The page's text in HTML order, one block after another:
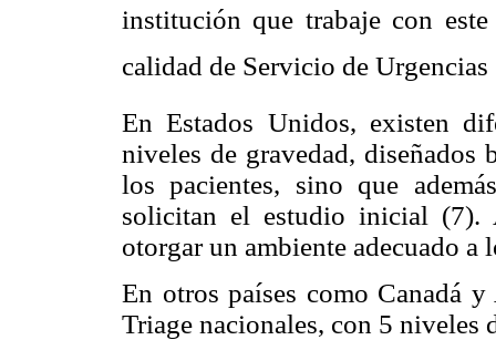
institución que trabaje con
calidad de Servicio de
En Estados Unidos, existen
niveles de gravedad,
los pacientes, sino que
solicitan el estudio inicial (7).
otorgar un ambiente adecuado
En otros países como Canadá
Triage nacionales, con 5 niveles